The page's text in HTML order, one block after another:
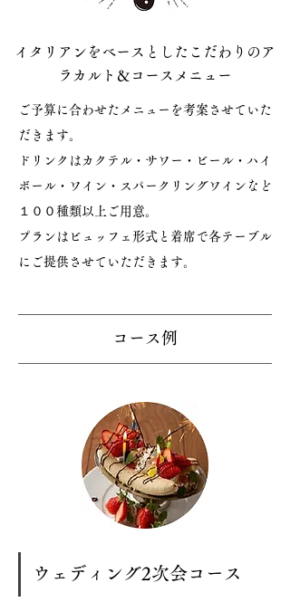
イタリアンをベースとしたこだわりのア
ラカルト＆コースメニュー
ご予算に合わせたメニューを考案させていた
だきます。
ドリンクはカクテル・サワー・ビール・ハイ
ボール・ワイン・スパークリングワインなど
１００種類以上ご用意。
プランはビュッフェ形式と着席で各テーブル
にご提供させていただきます。
コース例
ウェディング2次会コース